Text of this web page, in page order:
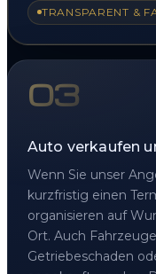
TRANSPARENT &
03
Auto verkaufen
Wenn Sie unser
kurzfristig einen
organisieren auf
Ort. Auch
Getriebeschaden